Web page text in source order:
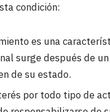
condición:
es una
surge después de
de su estado.
por todo tipo de